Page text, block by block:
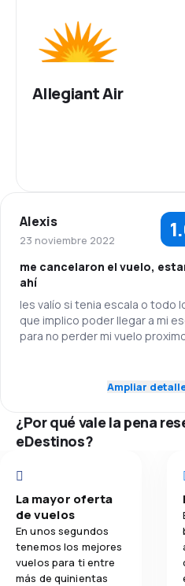
Allegiant Air
Red de conexiones
Precio del billete
Comodidad de viaje
Alexis
23 noviembre 2022
me cancelaron el vuelo,
ahí
les valío si tenia escala o todo
que implico poder llegar a mi
para no perder mi vuelo
Red de conexiones
Comodidad de viaje
Transporte de equipaje
Ampliar
¿Por qué vale la pena
eDestinos?
La mayor oferta
de vuelos
En unos segundos
tenemos los mejores
vuelos para ti entre
más de quinientas